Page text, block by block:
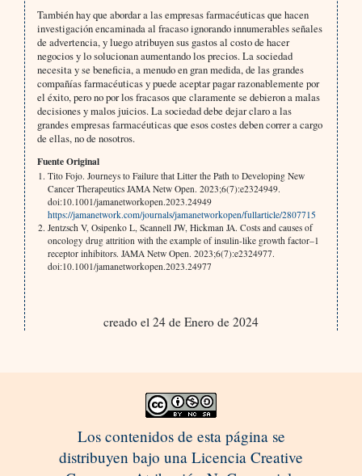
También hay que abordar a las empresas farmacéuticas que hacen
investigación encaminada al fracaso ignorando innumerables señales
de advertencia, y luego atribuyen sus gastos al costo de hacer
negocios y lo solucionan aumentando los precios. La sociedad
necesita y se beneficia, a menudo en gran medida, de las grandes
compañías farmacéuticas y puede aceptar pagar razonablemente por
el éxito, pero no por los fracasos que claramente se debieron a malas
decisiones y malos juicios. La sociedad debe dejar claro a las
grandes empresas farmacéuticas que esos costes deben correr a cargo
de ellas, no de nosotros.
Fuente Original
Tito Fojo. Journeys to Failure that Litter the Path to Developing New
Cancer Therapeutics JAMA Netw Open. 2023;6(7):e2324949.
doi:10.1001/jamanetworkopen.2023.24949
https://jamanetwork.com/journals/jamanetworkopen/fullarticle/2807715
Jentzsch V, Osipenko L, Scannell JW, Hickman JA. Costs and causes of
oncology drug attrition with the example of insulin-like growth factor–1
receptor inhibitors. JAMA Netw Open. 2023;6(7):e2324977.
doi:10.1001/jamanetworkopen.2023.24977
creado el 24 de Enero de 2024
Los contenidos de esta página se
distribuyen bajo una Licencia Creative